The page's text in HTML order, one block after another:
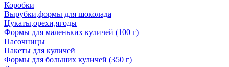
Коробки
Вырубки,формы для шоколада
Цукаты,орехи,ягоды
Формы для маленьких куличей (100 г)
Пасочницы
Пакеты для куличей
Формы для больших куличей (350 г)